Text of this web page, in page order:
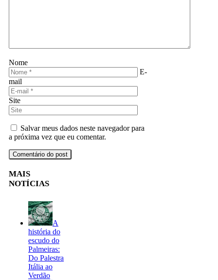
Nome
E-
mail
Site
Salvar meus dados neste navegador para
a próxima vez que eu comentar.
MAIS
NOTÍCIAS
A
história do
escudo do
Palmeiras:
Do Palestra
Itália ao
Verdão